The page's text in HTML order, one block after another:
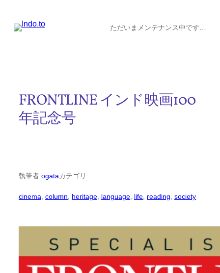
ただいまメンテナンス中です…
FRONTLINE インド映画100
年記念号
執筆者:ogataカテゴリ:
cinema column heritage language life reading society